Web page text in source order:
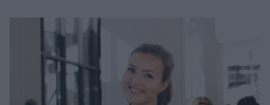
Well being
Ψυχολογία
Υγεία + Διατροφή